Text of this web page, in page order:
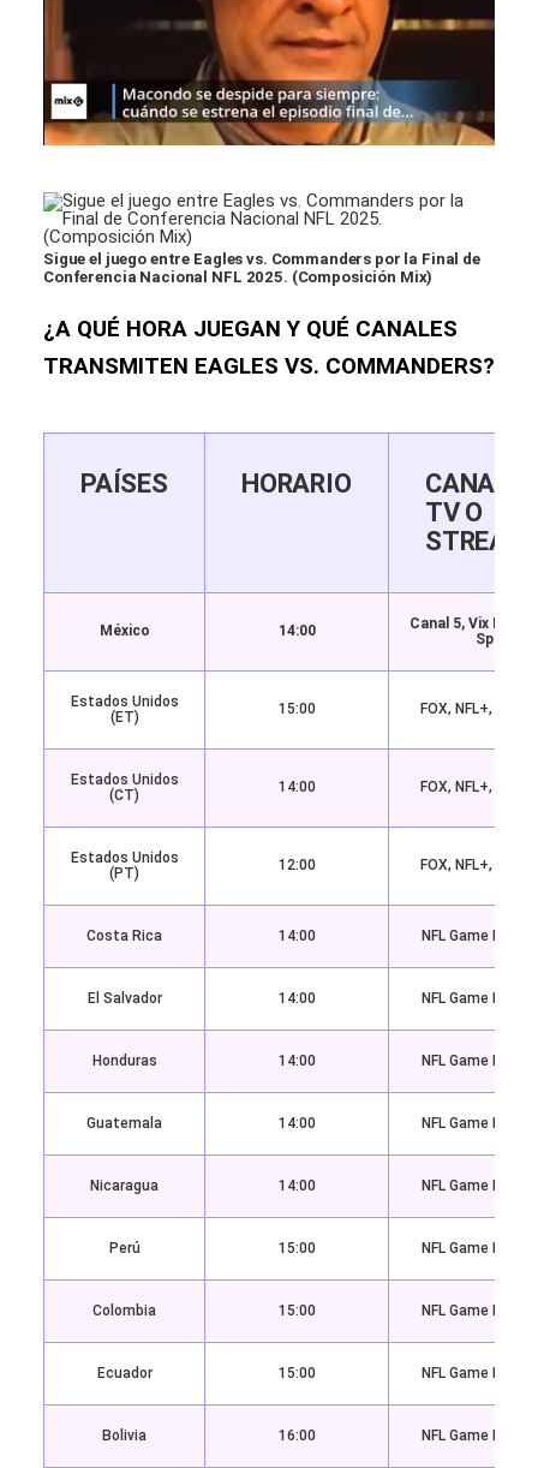
Sigue el juego entre Eagles vs. Commanders por la Final de
Conferencia Nacional NFL 2025. (Composición Mix)
¿A QUÉ HORA JUEGAN Y QUÉ CANALES
TRANSMITEN EAGLES VS. COMMANDERS?
PAÍSES HORARIO
TV O
México 14:00
Canal 5, Vix
Sports
Estados Unidos
(ET)
15:00 FOX, NFL+, Fubo
Estados Unidos
(CT)
14:00 FOX, NFL+, Fubo
Estados Unidos
(PT)
12:00 FOX, NFL+, Fubo
Costa Rica 14:00 NFL Game Pass
El Salvador 14:00 NFL Game Pass
Honduras 14:00 NFL Game Pass
Guatemala 14:00 NFL Game Pass
Nicaragua 14:00 NFL Game Pass
Perú 15:00 NFL Game Pass
Colombia 15:00 NFL Game Pass
Ecuador 15:00 NFL Game Pass
Bolivia 16:00 NFL Game Pass